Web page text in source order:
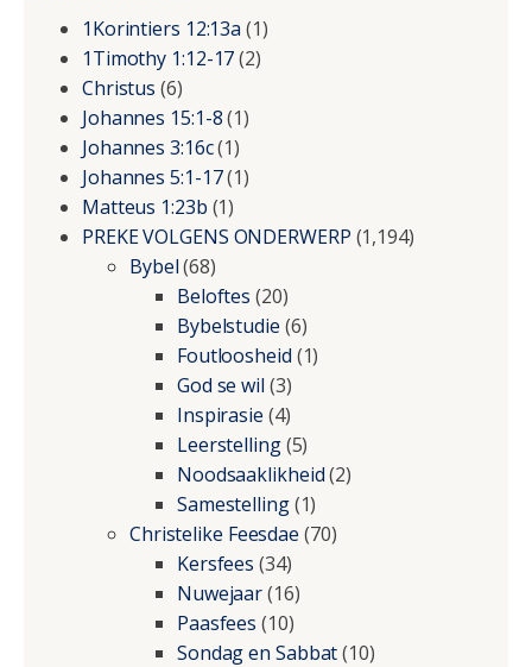
1Korintiers 12:13a (1)
1Timothy 1:12-17(2)
Christus (6)
Johannes 15:1-8(1)
Johannes 3:16c(1)
Johannes 5:1-17(1)
Matteus 1:23b (1)
PREKE VOLGENS ONDERWERP (1,194)
Bybel(68)
Beloftes (20)
Bybelstudie (6)
Foutloosheid (1)
God se wil (3)
Inspirasie (4)
Leerstelling(5)
Noodsaaklikheid(2)
Samestelling(1)
Christelike Feesdae (70)
Kersfees (34)
Nuwejaar(16)
Paasfees (10)
Sondag en Sabbat(10)